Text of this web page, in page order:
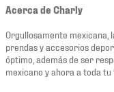
Acerca de Charly
Orgullosamente mexicana,
prendas y accesorios
óptimo, además de ser
mexicano y ahora a toda tu